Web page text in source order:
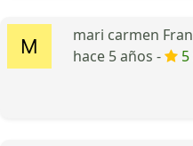
mari carmen
hace 5 años -